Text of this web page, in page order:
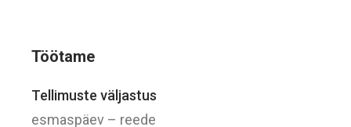
Töötame
Tellimuste väljastus
esmaspäev – reede